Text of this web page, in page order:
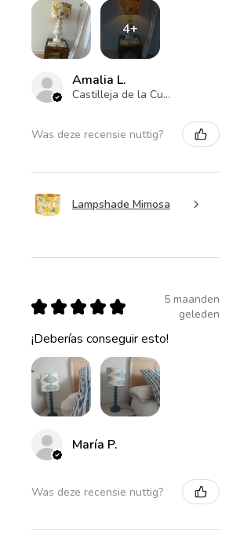
4+
Amalia L.
Castilleja de la Cuesta , ES-AN
Was deze recensie nuttig?
Lampshade Mimosa
★ ★ ★ ★ ★
5 maanden
geleden
¡Deberías conseguir esto!
María P.
Was deze recensie nuttig?